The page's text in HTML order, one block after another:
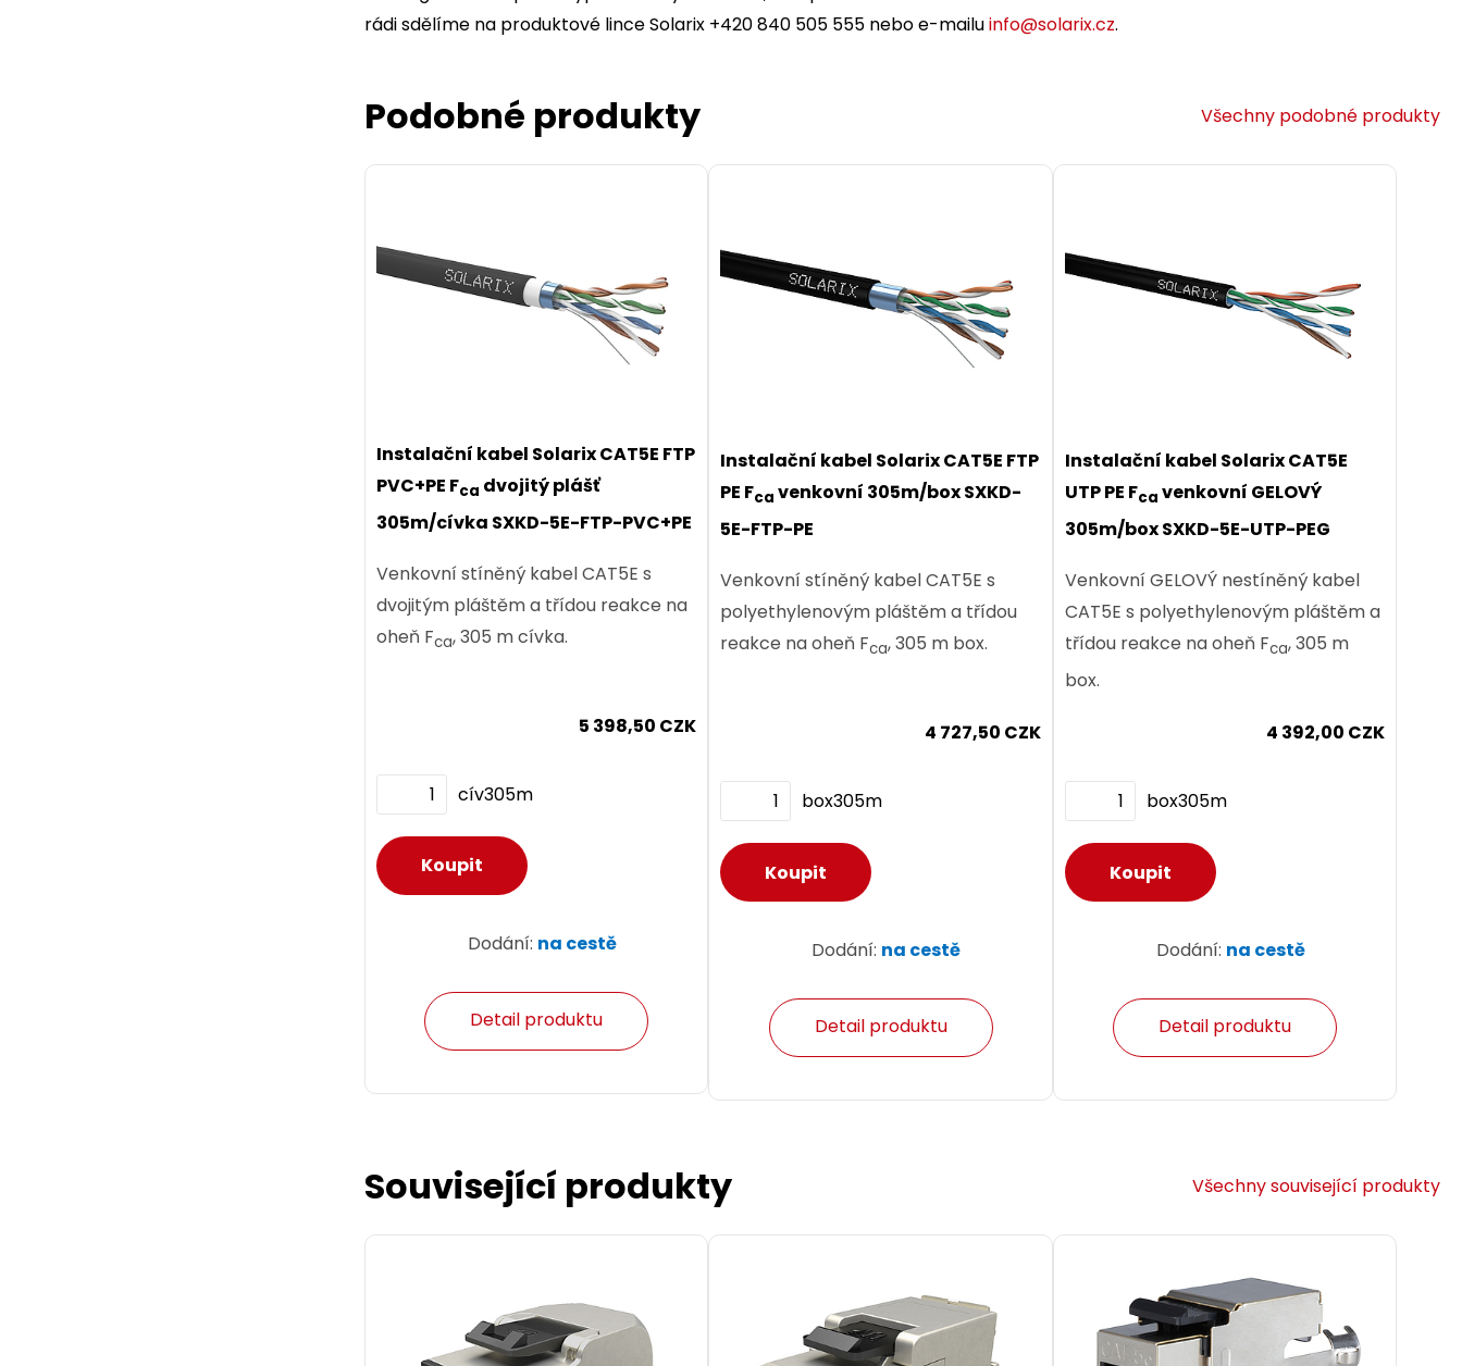
rádi sdělíme na produktové lince Solarix +420 840 505 555 nebo e-mailuinfo@solarix.cz.
Podobné produkty Všechny podobné produkty
Instalační kabel Solarix CAT5E FTP
PVC+PE Fca dvojitý plášť
305m/cívka SXKD-5E-FTP-PVC+PE
Venkovní stíněný kabel CAT5E s
dvojitým pláštěm a třídou reakce na
oheň Fca, 305 m cívka.
5 398,50 CZK
cív305m
Dodání: na cestě
Detail produktu
Instalační kabel Solarix CAT5E FTP
PE Fca venkovní 305m/box SXKD-
5E-FTP-PE
Venkovní stíněný kabel CAT5E s
polyethylenovým pláštěm a třídou
reakce na oheň Fca, 305 m box.
4 727,50 CZK
box305m
Dodání: na cestě
Detail produktu
Instalační kabel Solarix CAT5E
UTP PE Fca venkovní GELOVÝ
305m/box SXKD-5E-UTP-PEG
Venkovní GELOVÝ nestíněný kabel
CAT5E s polyethylenovým pláštěm a
třídou reakce na oheň Fca, 305 m
box.
4 392,00 CZK
box305m
Dodání: na cestě
Detail produktu
Související produkty Všechny související produkty